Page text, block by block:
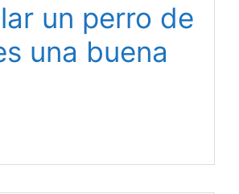
un perro de
una buena